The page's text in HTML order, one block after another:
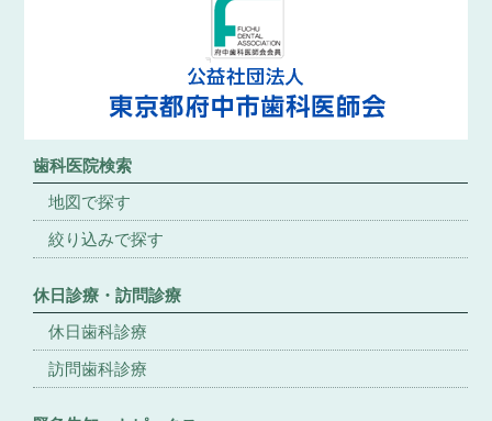
歯科医院検索
地図で探す
絞り込みで探す
休日診療・訪問診療
休日歯科診療
訪問歯科診療